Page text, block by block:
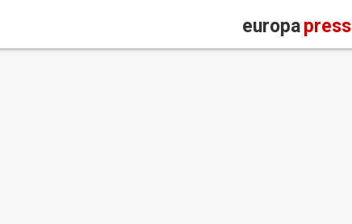
europapress